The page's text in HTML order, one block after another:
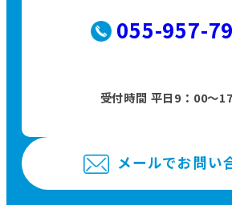
055-957-
受付時間 平日9：00〜
メールでお問い